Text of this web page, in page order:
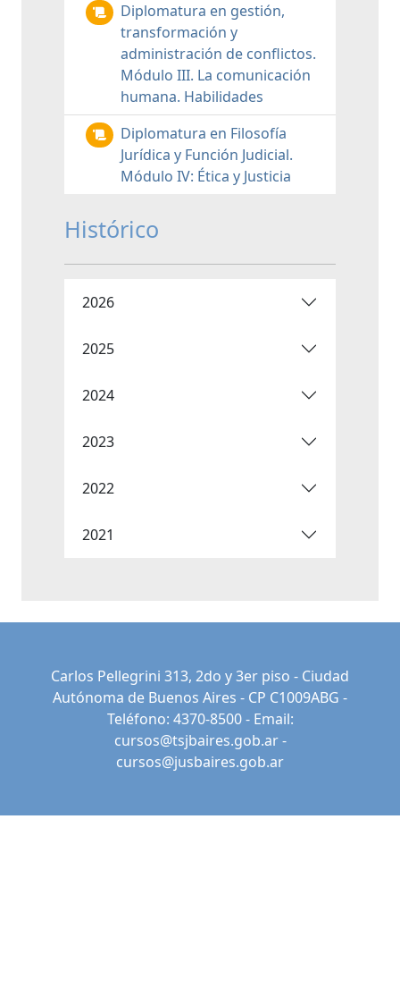
Diplomatura en gestión,
transformación y
administración de conflictos.
Módulo III. La comunicación
humana. Habilidades
Diplomatura en Filosofía
Jurídica y Función Judicial.
Módulo IV: Ética y Justicia
Histórico
2026
2025
2024
2023
2022
2021
Carlos Pellegrini 313, 2do y 3er piso - Ciudad
Autónoma de Buenos Aires - CP C1009ABG -
Teléfono: 4370-8500 - Email:
cursos@tsjbaires.gob.ar-
cursos@jusbaires.gob.ar